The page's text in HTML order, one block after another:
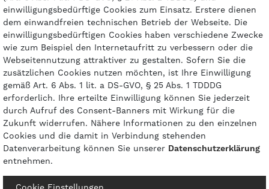
Zahlungsarten
© 2026 gasprofi / Alle Preise sind inkl. geseztl. Mehrwertsteuer und zzgl.
einwilligungsbedürftige Cookies zum Einsatz. Erstere dienen
dem einwandfreien technischen Betrieb der Webseite. Die
einwilligungsbedürftigen Cookies haben verschiedene Zwecke
wie zum Beispiel den Internetaufritt zu verbessern oder die
Webseitennutzung attraktiver zu gestalten. Sofern Sie die
zusätzlichen Cookies nutzen möchten, ist Ihre Einwilligung
gemäß Art. 6 Abs. 1 lit. a DS-GVO, § 25 Abs. 1 TDDDG
erforderlich. Ihre erteilte Einwilligung können Sie jederzeit
durch Aufruf des Consent-Banners mit Wirkung für die
Zukunft widerrufen. Nähere Informationen zu den einzelnen
Cookies und die damit in Verbindung stehenden
Datenverarbeitung können Sie unserer Daten­schutz­erklärung
entnehmen.